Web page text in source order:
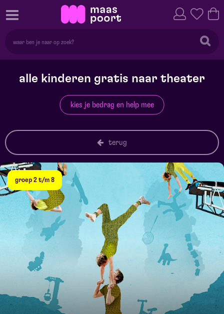
alle kinderen gratis naar theater
kies je bedrag en help mee
terug
groep 2 t/m 8